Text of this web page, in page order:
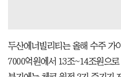
두산에너빌리티는 올해 수주 가
7000억원에서 13조~14조원으